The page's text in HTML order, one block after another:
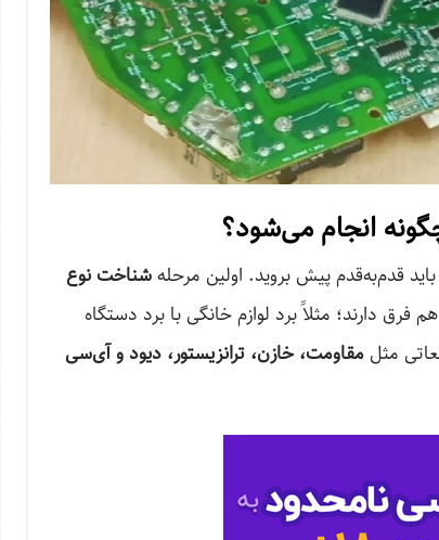
انجام می‌شود؟
باید قدم‌به‌قدم پیش بروید. اولین مرحلهشناخت نوع
دارند؛ مثلاً برد لوازم خانگی با برد دستگاه
مثلمقاومت، خازن، ترانزیستور، دیود و آی‌سی